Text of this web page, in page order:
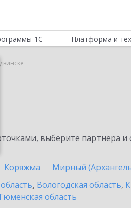
1С Платформа и
выберите партнёра и
Коряжма Мирный
, Вологодская область,
область